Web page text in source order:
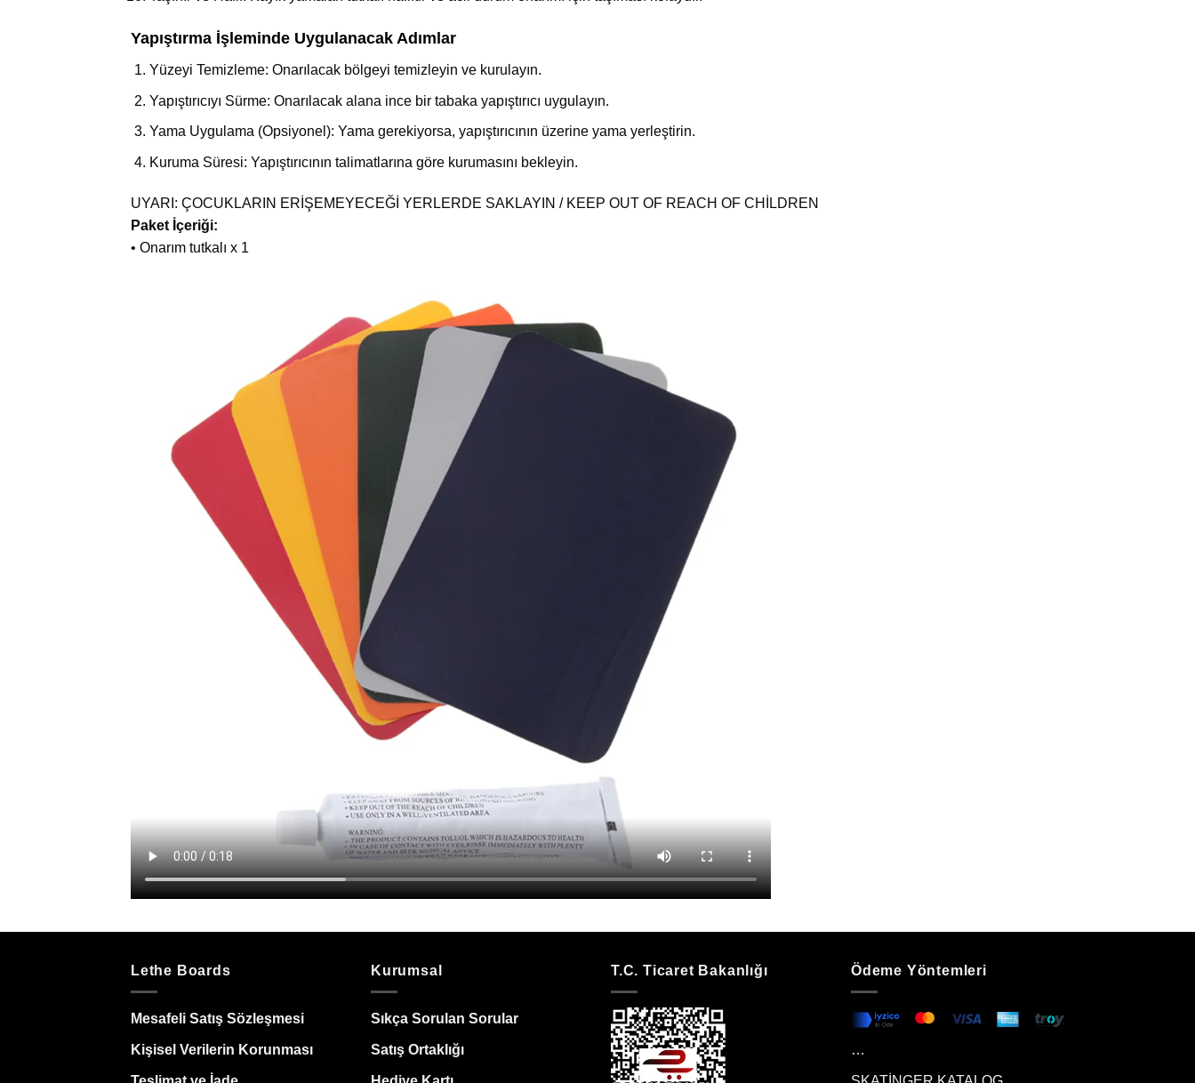
Yapıştırma İşleminde Uygulanacak Adımlar
Yüzeyi Temizleme: Onarılacak bölgeyi temizleyin ve kurulayın.
Yapıştırıcıyı Sürme: Onarılacak alana ince bir tabaka yapıştırıcı uygulayın.
Yama Uygulama (Opsiyonel): Yama gerekiyorsa, yapıştırıcının üzerine yama yerleştirin.
Kuruma Süresi: Yapıştırıcının talimatlarına göre kurumasını bekleyin.
UYARI: ÇOCUKLARIN ERİŞEMEYECEĞİ YERLERDE SAKLAYIN / KEEP OUT OF REACH OF CHİLDREN
Paket İçeriği:
• Onarım tutkalı x 1
Lethe Boards
Mesafeli Satış Sözleşmesi
Kişisel Verilerin Korunması
Kurumsal
Sıkça Sorulan Sorular
Satış Ortaklığı
T.C. Ticaret Bakanlığı Ödeme Yöntemleri
…